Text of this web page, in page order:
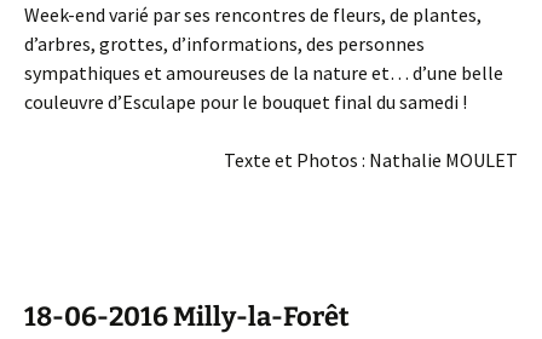
Week-end varié par ses rencontres de fleurs, de plantes,
d’arbres, grottes, d’informations, des personnes
sympathiques et amoureuses de la nature et… d’une belle
couleuvre d’Esculape pour le bouquet final du samedi !
Texte et Photos : Nathalie MOULET
18-06-2016 Milly-la-Forêt